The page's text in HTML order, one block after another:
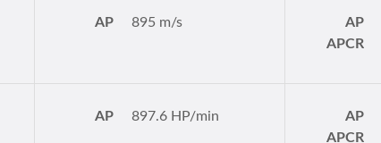
AP
895 m/s AP
APCR
AP
897.6 HP/min AP
APCR